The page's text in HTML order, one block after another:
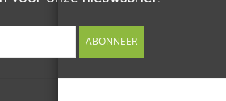
ABONNEER